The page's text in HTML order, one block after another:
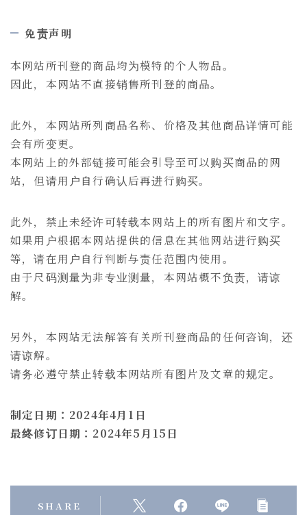
免责声明
本网站所刊登的商品均为模特的个人物品。
因此，本网站不直接销售所刊登的商品。
此外，本网站所列商品名称、价格及其他商品详情可能
会有所变更。
本网站上的外部链接可能会引导至可以购买商品的网
站，但请用户自行确认后再进行购买。
此外，禁止未经许可转载本网站上的所有图片和文字。
如果用户根据本网站提供的信息在其他网站进行购买
等，请在用户自行判断与责任范围内使用。
由于尺码测量为非专业测量，本网站概不负责，请谅
解。
另外，本网站无法解答有关所刊登商品的任何咨询，还
请谅解。
请务必遵守禁止转载本网站所有图片及文章的规定。
制定日期：2024年4月1日
最终修订日期：2024年5月15日
SHARE